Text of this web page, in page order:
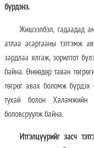
бүрдэнэ.
Жишээлбэл, гадаадад
атлаа асаргааны тэтгэмж
зардлаа ялгаж, зорилтот
байна. Өнөөдөр таван
төгрөг авах боломж бүрдэх
тухай болон Халамжийн
боловсруулж байна.
Итгэлцүүрийг засч